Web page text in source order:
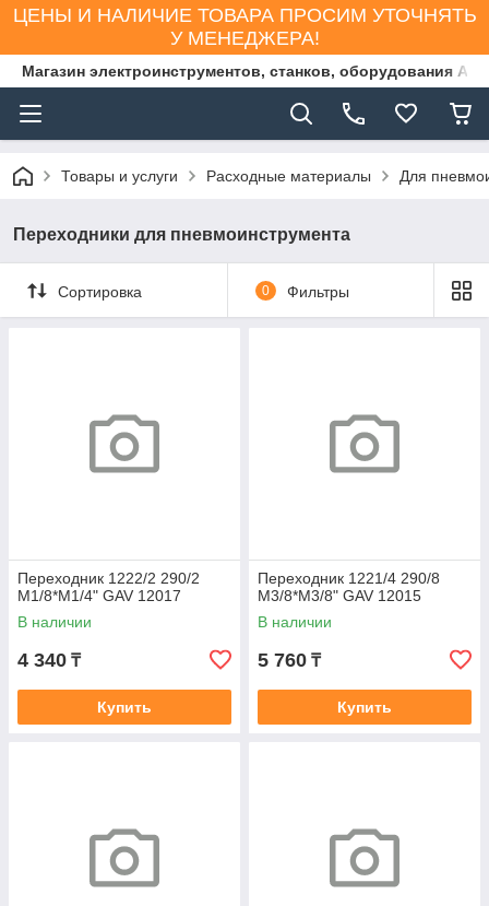
ЦЕНЫ И НАЛИЧИЕ ТОВАРА ПРОСИМ УТОЧНЯТЬ
У МЕНЕДЖЕРА!
Магазин электроинструментов, станков, оборудования
Товары и услуги Расходные материалы Для
Переходники для пневмоинструмента
Сортировка 0 Фильтры
Переходник 1222/2 290/2
М1/8*М1/4" GAV 12017
В наличии
4 340 ₸
Купить
Переходник 1221/4 290/8
М3/8*М3/8" GAV 12015
В наличии
5 760 ₸
Купить